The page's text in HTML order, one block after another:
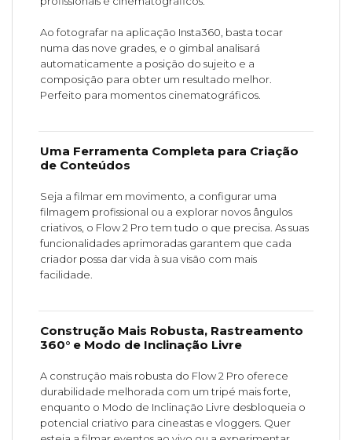
Ao fotografar na aplicação Insta360, basta tocar
numa das nove grades, e o gimbal analisará
automaticamente a posição do sujeito e a
composição para obter um resultado melhor.
Perfeito para momentos cinematográficos.
Uma Ferramenta Completa para Criação
de Conteúdos
Seja a filmar em movimento, a configurar uma
filmagem profissional ou a explorar novos ângulos
criativos, o Flow 2 Pro tem tudo o que precisa. As suas
funcionalidades aprimoradas garantem que cada
criador possa dar vida à sua visão com mais
facilidade.
Construção Mais Robusta, Rastreamento
360° e Modo de Inclinação Livre
A construção mais robusta do Flow 2 Pro oferece
durabilidade melhorada com um tripé mais forte,
enquanto o Modo de Inclinação Livre desbloqueia o
potencial criativo para cineastas e vloggers. Quer